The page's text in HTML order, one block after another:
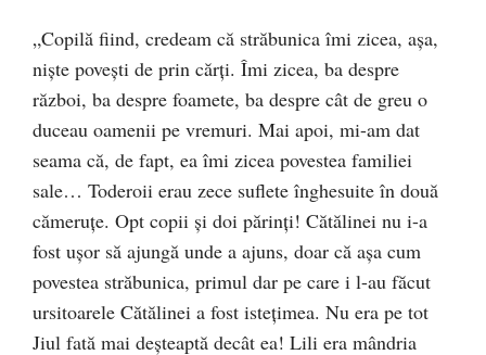
„Copilă fiind, credeam că străbunica îmi zicea, așa,
niște povești de prin cărți. Îmi zicea, ba despre
război, ba despre foamete, ba despre cât de greu o
duceau oamenii pe vremuri. Mai apoi, mi-am dat
seama că, de fapt, ea îmi zicea povestea familiei
sale… Toderoii erau zece suflete înghesuite în două
cămeruțe. Opt copii și doi părinți! Cătălinei nu i-a
fost ușor să ajungă unde a ajuns, doar că așa cum
povestea străbunica, primul dar pe care i l-au făcut
ursitoarele Cătălinei a fost istețimea. Nu era pe tot
Jiul fată mai deșteaptă decât ea! Lili era mân­dria